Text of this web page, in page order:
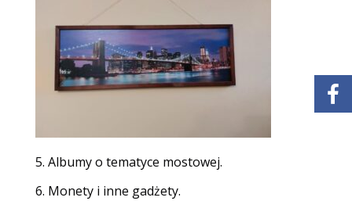
5. Albumy o tematyce mostowej.
6. Monety i inne gadżety.